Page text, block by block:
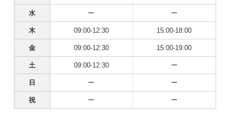
水 ー ー
木 09:00-12:30 15:00-18:00
金 09:00-12:30 15:00-19:00
土 09:00-12:30 ー
日 ー ー
祝 ー ー